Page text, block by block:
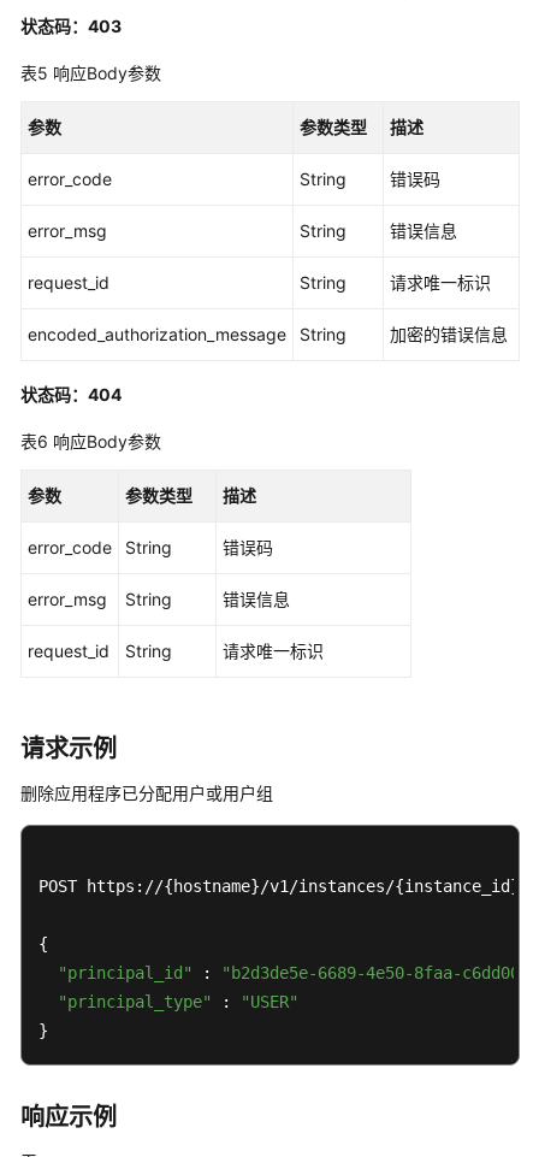
配
理
配
用
或
户
列
程
分
或
组
-
状态码：403
表5 响应Body参数
参数 参数类型 描述
error_code String 错误码
error_msg String 错误信息
request_id String 请求唯一标识
encoded_authorization_message String 加密的错误信息
状态码：404
表6 响应Body参数
参数 参数类型 描述
error_code String 错误码
error_msg String 错误信息
request_id String 请求唯一标识
请求示例
删除应用程序已分配用户或用户组
POST https://{hostname}/v1/instances/
{
"principal_id"
:
"b2d3de5e-6689-4e50-8faa-
"principal_type"
:
"USER"
}
响应示例